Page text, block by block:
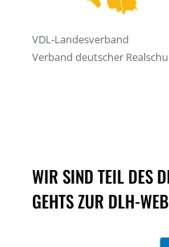
WIR SIND TEIL DES
GEHTS ZUR DLH-